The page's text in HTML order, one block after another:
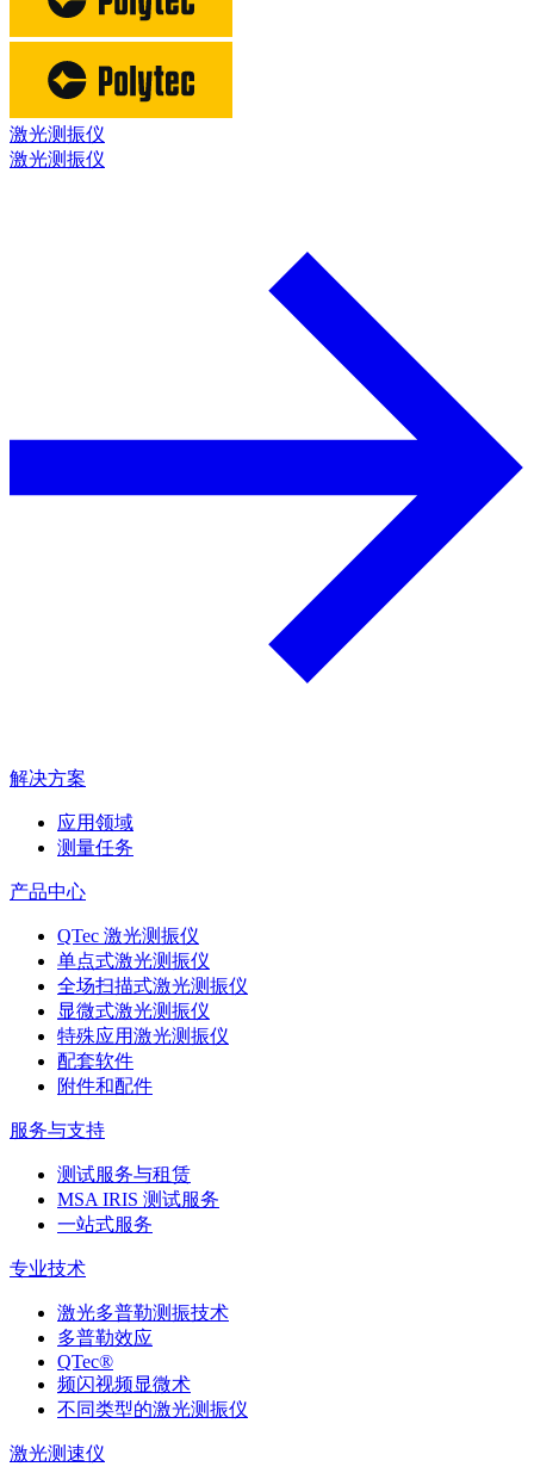
激光测振仪
激光测振仪
解决方案
应用领域
测量任务
产品中心
QTec 激光测振仪
单点式激光测振仪
全场扫描式激光测振仪
显微式激光测振仪
特殊应用激光测振仪
配套软件
附件和配件
服务与支持
测试服务与租赁
MSA IRIS 测试服务
一站式服务
专业技术
激光多普勒测振技术
多普勒效应
QTec®
频闪视频显微术
不同类型的激光测振仪
激光测速仪